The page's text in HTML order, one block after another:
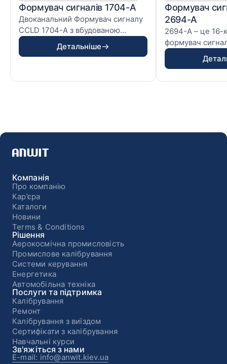
Формувач сигналів 1704-А
Двоканальний Формувач сигналу
CCLD 1704-A з вбудованою
батарею
Детальніше
Формувач
2694-A
2694-A – це 16-
формувач
призначений
Компанія
Про компанію
Кар’єра
Каталоги
Новини
Terms & Conditions
Рішення
Аерокосмічна промисловість
Промислове калібрування
Системи керування
Енергетика
Автомобільна техніка
Послуги та підтримка
Калібрування
Ремонт
Калібрування з виїздом
Сертифікати з калібрування
Навчальні курси
Зв'яжіться з нами
E-mail: info@anwit.kiev.ua